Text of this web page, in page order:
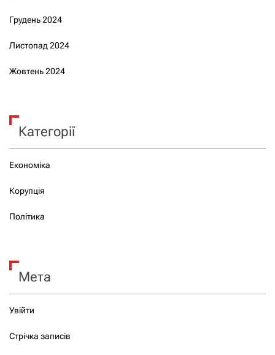
Грудень 2024
Листопад 2024
Жовтень 2024
Категорії
Економіка
Корупція
Політика
Мета
Увійти
Стрічка записів